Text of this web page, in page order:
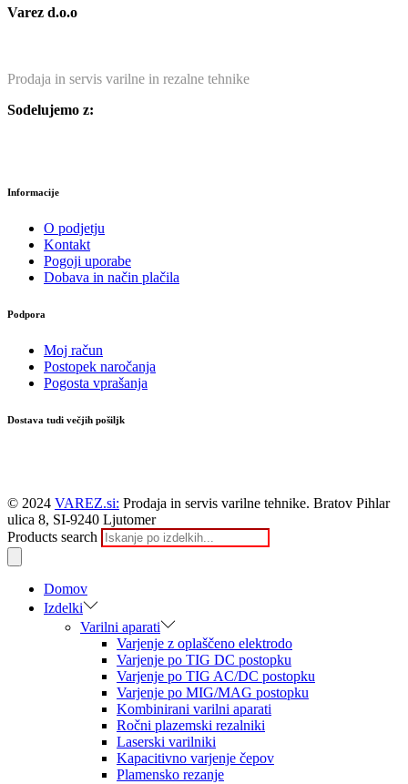
Varez d.o.o
Prodaja in servis varilne in rezalne tehnike
Sodelujemo z:
Informacije
O podjetju
Kontakt
Pogoji uporabe
Dobava in način plačila
Podpora
Moj račun
Postopek naročanja
Pogosta vprašanja
Dostava tudi večjih pošiljk
© 2024 VAREZ.si: Prodaja in servis varilne tehnike. Bratov Pihlar
ulica 8, SI-9240 Ljutomer
Products search
Domov
Izdelki
Varilni aparati
Varjenje z oplaščeno elektrodo
Varjenje po TIG DC postopku
Varjenje po TIG AC/DC postopku
Varjenje po MIG/MAG postopku
Kombinirani varilni aparati
Ročni plazemski rezalniki
Laserski varilniki
Kapacitivno varjenje čepov
Plamensko rezanje